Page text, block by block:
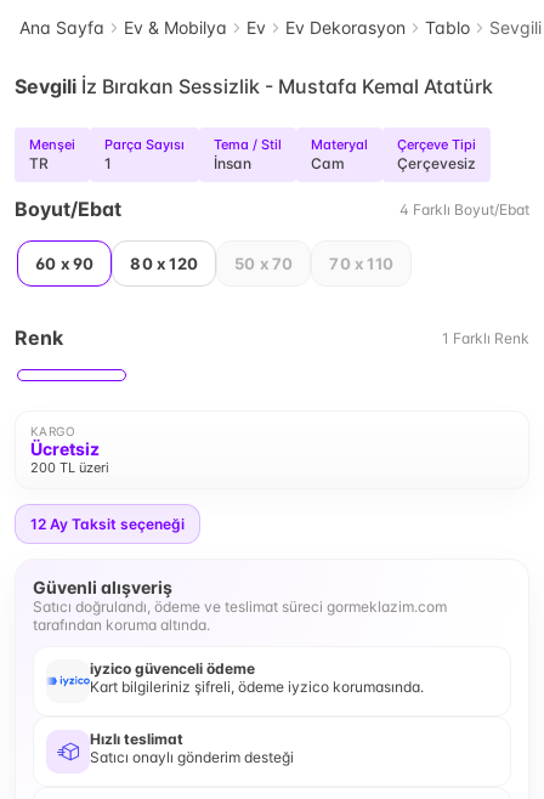
Ana Sayfa Ev & Mobilya Ev Ev Dekorasyon Tablo
Sevgili İz Bırakan Sessizlik - Mustafa Kemal Atatürk
Menşei
TR
Parça Sayısı
1
Tema / Stil
İnsan
Materyal
Cam
Çerçeve Tipi
Çerçevesiz
Boyut/Ebat 4 Farklı Boyut/Ebat
60 x 90 80 x 120 50 x 70 70 x 110
Renk 1 Farklı Renk
KARGO
Ücretsiz
200 TL üzeri
12 Ay Taksit seçeneği
Güvenli alışveriş
Satıcı doğrulandı, ödeme ve teslimat süreci gormeklazim.com
tarafından koruma altında.
iyzico güvenceli ödeme
Kart bilgileriniz şifreli, ödeme iyzico korumasında.
Hızlı teslimat
Satıcı onaylı gönderim desteği